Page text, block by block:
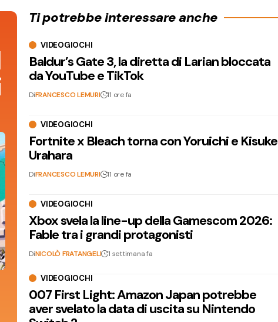
Ti potrebbe interessare anche
VIDEOGIOCHI
Baldur’s Gate 3, la diretta di Larian bloccata
da YouTube e TikTok
DiFRANCESCO LEMURI 11 ore fa
VIDEOGIOCHI
Fortnite x Bleach torna con Yoruichi e Kisuke
Urahara
DiFRANCESCO LEMURI 11 ore fa
VIDEOGIOCHI
Xbox svela la line-up della Gamescom 2026:
Fable tra i grandi protagonisti
DiNICOLÒ FRATANGELI 1 settimana fa
VIDEOGIOCHI
007 First Light: Amazon Japan potrebbe
aver svelato la data di uscita su Nintendo